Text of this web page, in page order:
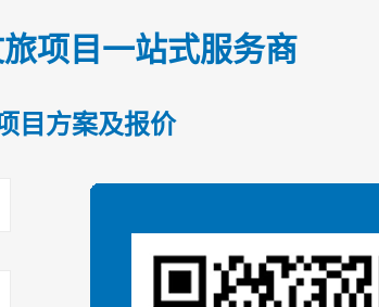
项目一站式服务商
目方案及报价